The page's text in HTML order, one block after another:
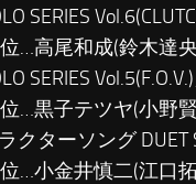
SERIES
…高尾和成(鈴木達
SERIES Vol.5(F.O.V.)
…黒子テツヤ(小野
クターソング DUET
…小金井慎二(江口